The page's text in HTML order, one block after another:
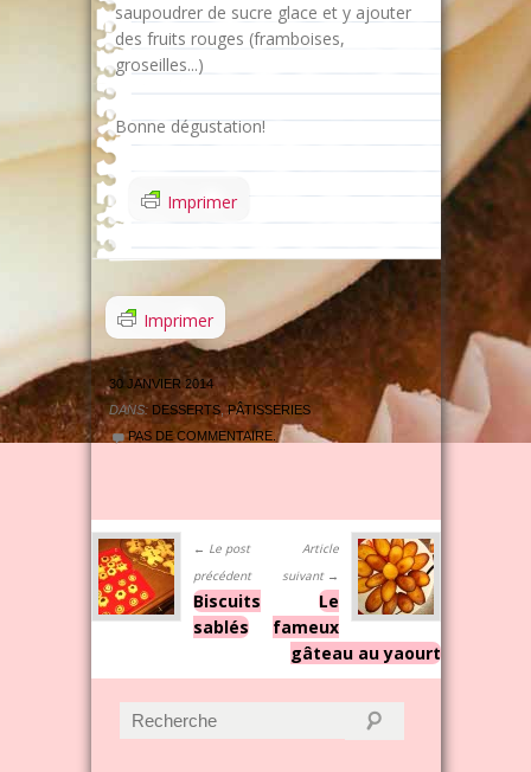
saupoudrer de sucre glace et y ajouter
des fruits rouges (framboises,
groseilles...)
Bonne dégustation!
Imprimer
Imprimer
30 JANVIER 2014
DANS: DESSERTS,PÂTISSERIES
PAS DE COMMENTAIRE.
← Le post
précédent
Biscuits
sablés
Article
suivant →
Le
fameux
gâteau au yaourt